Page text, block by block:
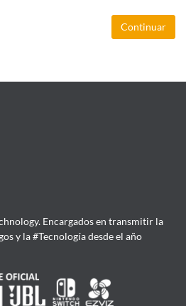
Continuar
Encargados en transmitir la
y la #Tecnología desde el año